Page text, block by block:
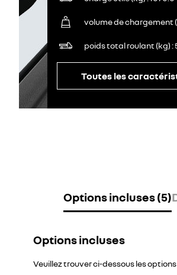
volume de chargement
poids total roulant (kg)
Toutes les
Options incluses (5)
Options incluses
Veuillez trouver ci-dessous les